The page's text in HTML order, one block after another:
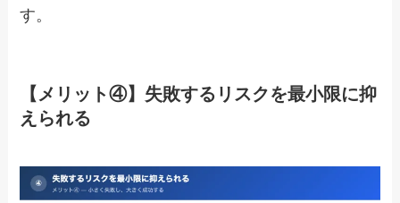
す。
【メリット④】失敗するリスクを最小限に抑
えられる